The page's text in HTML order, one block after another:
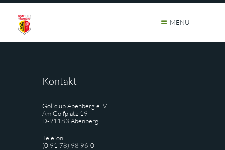
MENU
Kontakt
Golfclub Abenberg e. V.
Am Golfplatz 19
D-91183 Abenberg
Telefon
(0 91 78) 98 96-0